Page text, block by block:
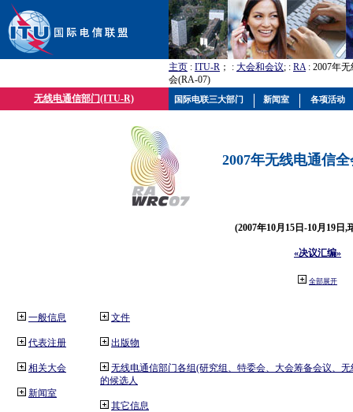
主页 : ITU-R ； : 大会和会议; : RA: 2007年
会(RA-07)
无线电通信部门(ITU-R)
2007年无线电通信
(2007年10月15日-10月19日,
«决议汇编»
全部展开
一般信息
代表注册
相关大会
新闻室
文件
出版物
无线电通信部门各组(研究组、特委会、大会筹备会议、
的候选人
其它信息
国际电联三大部门 新闻室 各项活动